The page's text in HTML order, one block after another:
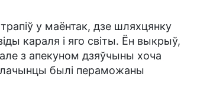
у маёнтак, дзе шляхцянку
караля і яго світы. Ён выкрыў,
з апекуном дзяўчыны хоча
былі пераможаны